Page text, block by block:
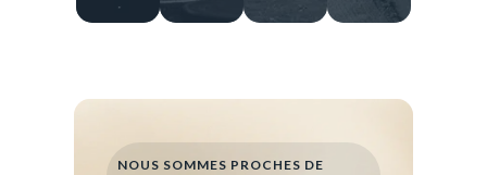
NOUS SOMMES PROCHES DE